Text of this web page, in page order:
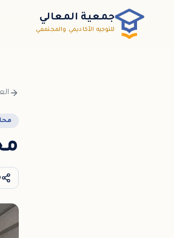
تخطي إلى المحتوى الرئيسي / דלג לתוכן
جمعية المعالي
للتوجيه الأكاديمي والمجتمعي